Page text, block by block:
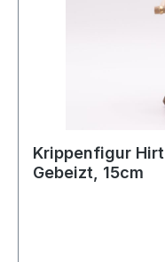
Krippenfigur
Gebeizt, 15cm